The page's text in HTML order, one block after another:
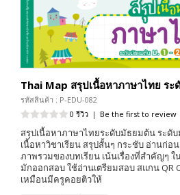
Thai Map สรุปเนื้อหาภาษาไทย ร
รหัสสินค้า : P-EDU-082
0 รีวิว | Be the first to review
สรุปเนื้อหาภาษาไทยระดับมัธยมต้น ระดั
เนื้อหาวิชาเรียน สรุปสั้นๆ กระชับ อ่านก่อ
ภาพรวมของบทเรียน เน้นเรื่องที่สำคัญๆ ใ
มักออกสอบ ใช้อ่านเตรียมสอบ สแกน QR
เหมือนมีครูคอยติวให้